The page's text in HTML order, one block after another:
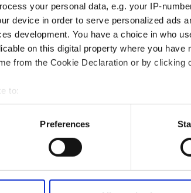
your personal data, e.g. your IP-
device in order to serve personalized ads
development. You have a choice in who
on this digital property where you have
from the Cookie Declaration or by clicking
to:
geographical location which can be
scanning it for specific characteristics
personal data is processed and set your
site with our social media, advertising
Preferences
2 ans
durables